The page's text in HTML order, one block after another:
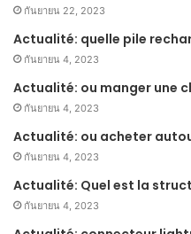
กันยายน 22, 2023
Actualité: quelle pile
กันยายน 4, 2023
Actualité: ou manger une
กันยายน 4, 2023
Actualité: ou acheter
กันยายน 4, 2023
Actualité: Quel est la
กันยายน 4, 2023